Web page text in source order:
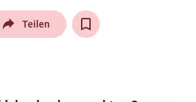
arrow_right
Teilen